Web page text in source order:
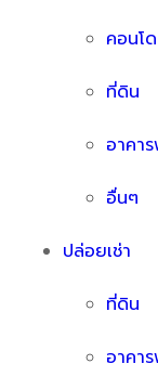
คอนโด
ที่ดิน
อาคา
อื่นๆ
ปล่อยเช่า
ที่ดิน
อาคา